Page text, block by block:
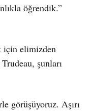
öğrendik.”
için elimizden
şunları
görüşüyoruz. Aşırı